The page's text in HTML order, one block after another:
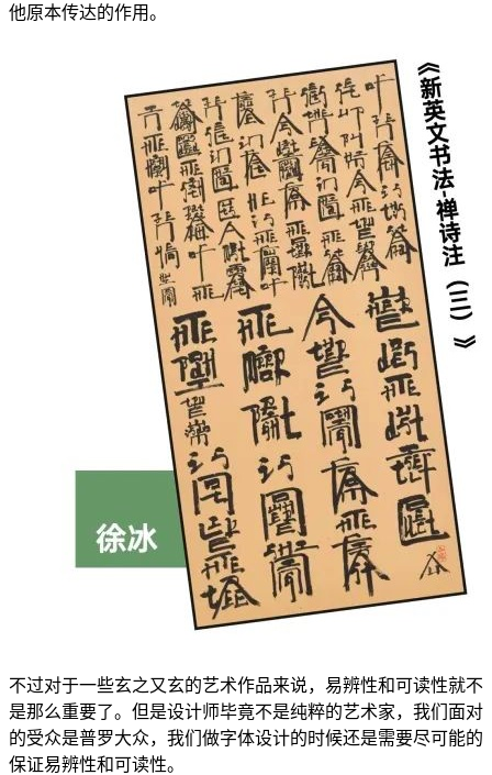
他原本传达的作用。
不过对于一些玄之又玄的艺术作品来说，易辨性和可读性就不
是那么重要了。但是设计师毕竟不是纯粹的艺术家，我们面对
的受众是普罗大众，我们做字体设计的时候还是需要尽可能的
保证易辨性和可读性。